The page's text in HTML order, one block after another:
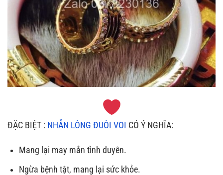
ĐẶC BIỆT : NHẪN LÔNG ĐUÔI VOI CÓ Ý NGHĨA:
Mang lại may mắn tình duyên.
Ngừa bệnh tật, mang lại sức khỏe.